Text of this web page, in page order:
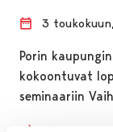
3
Porin
kokoontuvat
seminaariin